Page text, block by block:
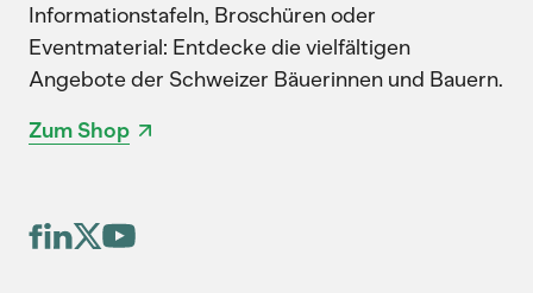
Informationstafeln, Broschüren oder
Eventmaterial: Entdecke die vielfältigen
Angebote der Schweizer Bäuerinnen und Bauern.
Zum Shop